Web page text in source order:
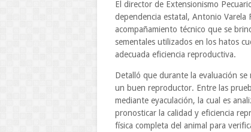
El director de Extensionismo
dependencia estatal, Antonio Varela
acompañamiento técnico que se
sementales utilizados en los hatos
adecuada eficiencia reproductiva.
Detalló que durante la evaluación
un buen reproductor. Entre las
mediante eyaculación, la cual es
pronosticar la calidad y eficiencia
física completa del animal para